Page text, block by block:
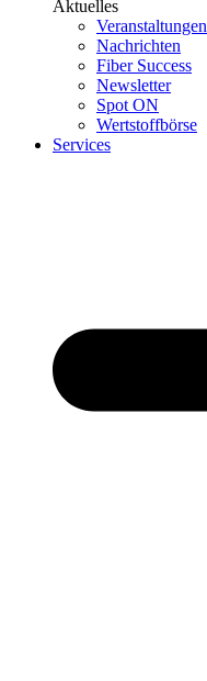
Aktuelles
Veranstaltungen
Nachrichten
Fiber Success
Newsletter
Spot ON
Wertstoffbörse
Services